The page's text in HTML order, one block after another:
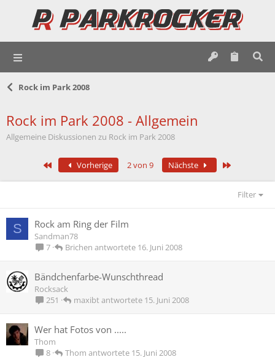
Rock im Park 2008
Rock im Park 2008 - Allgemein
Allgemeine Diskussionen zu Rock im Park 2008
Erste Vorherige 2 von 9 Nächste
Filter
S Rock am Ring der Film
Sandman78
7
16. Juni 2008
Brichen
Bändchenfarbe-Wunschthread
Rocksack
251
15. Juni 2008
maxibt
Wer hat Fotos von .....
Thom
8
15. Juni 2008
Thom